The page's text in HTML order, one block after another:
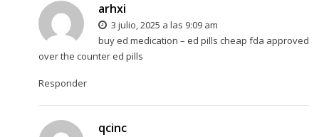
arhxi
3 julio, 2025 a las 9:09 am
buy ed medication – ed pills cheap fda approved
over the counter ed pills
Responder
qcinc